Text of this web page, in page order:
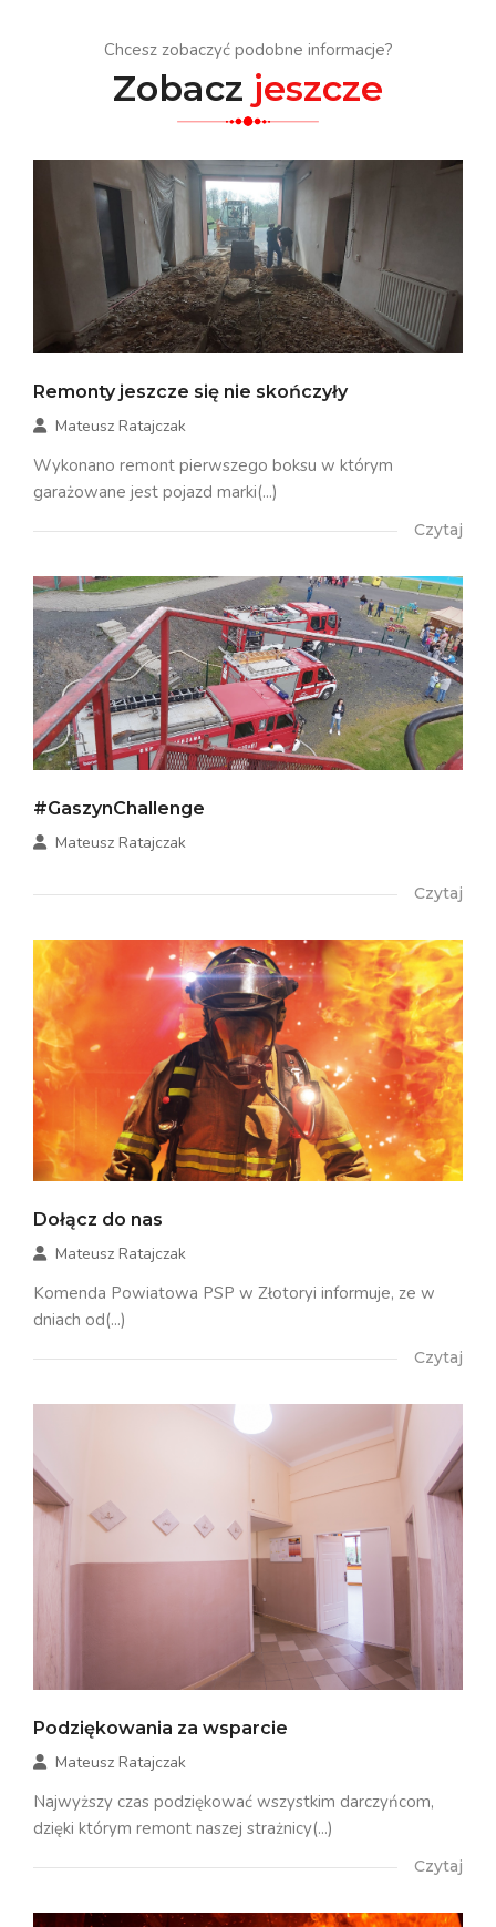
Chcesz zobaczyć podobne informacje?
Zobacz jeszcze
Remonty jeszcze się nie skończyły
Mateusz Ratajczak
Wykonano remont pierwszego boksu w którym
garażowane jest pojazd marki(...)
Czytaj
#GaszynChallenge
Mateusz Ratajczak
Czytaj
Dołącz do nas
Mateusz Ratajczak
Komenda Powiatowa PSP w Złotoryi informuje, ze w
dniach od(...)
Czytaj
Podziękowania za wsparcie
Mateusz Ratajczak
Najwyższy czas podziękować wszystkim darczyńcom,
dzięki którym remont naszej strażnicy(...)
Czytaj